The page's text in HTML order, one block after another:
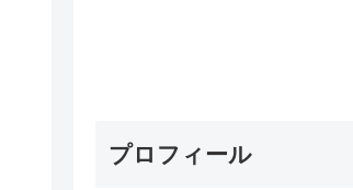
プロフィール